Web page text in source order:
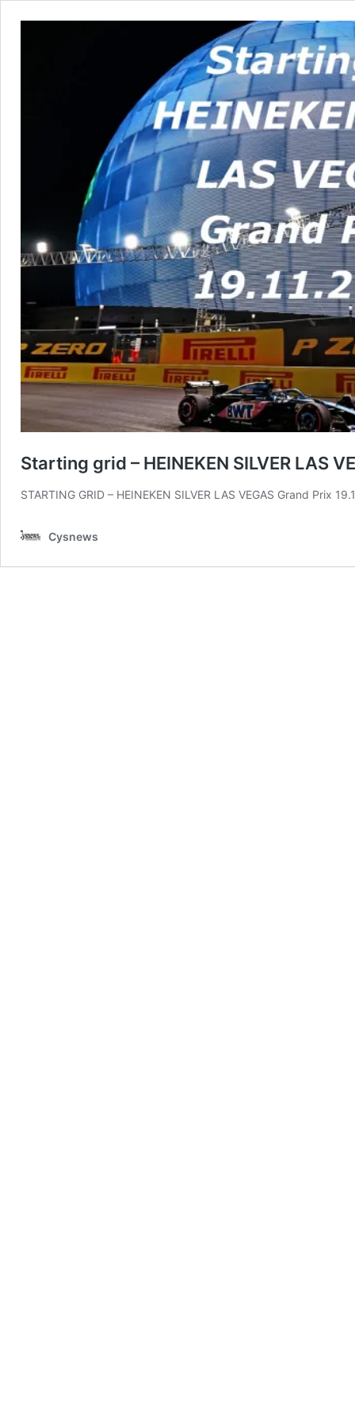
Starting grid – HEINEKEN SILVER LAS
STARTING GRID – HEINEKEN SILVER LAS VEGAS Grand Prix
Cysnews